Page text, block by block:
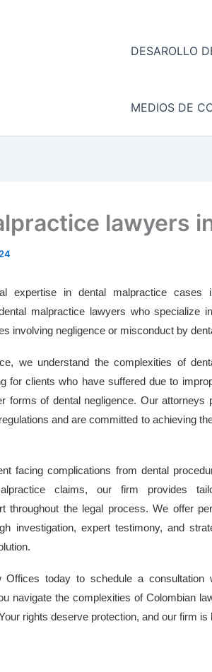
DESAROLLO
MEDIOS DE
lawyers
expertise in dental malpractice cases
malpractice lawyers who specialize
involving negligence or misconduct by
we understand the complexities of
for clients who have suffered due to
forms of dental negligence. Our attorneys
and are committed to achieving
facing complications from dental
claims, our firm provides
throughout the legal process. We offer
investigation, expert testimony, and
Offices today to schedule a consultation
navigate the complexities of Colombian
rights deserve protection, and our firm is